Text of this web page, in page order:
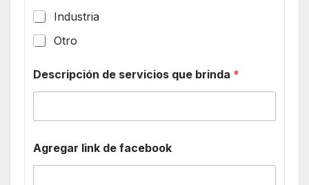
Industria
Otro
Descripción de servicios que brinda *
Agregar link de facebook